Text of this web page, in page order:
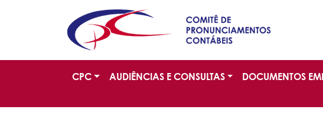
CPC AUDIÊNCIAS E CONSULTAS DOCUMENTOS